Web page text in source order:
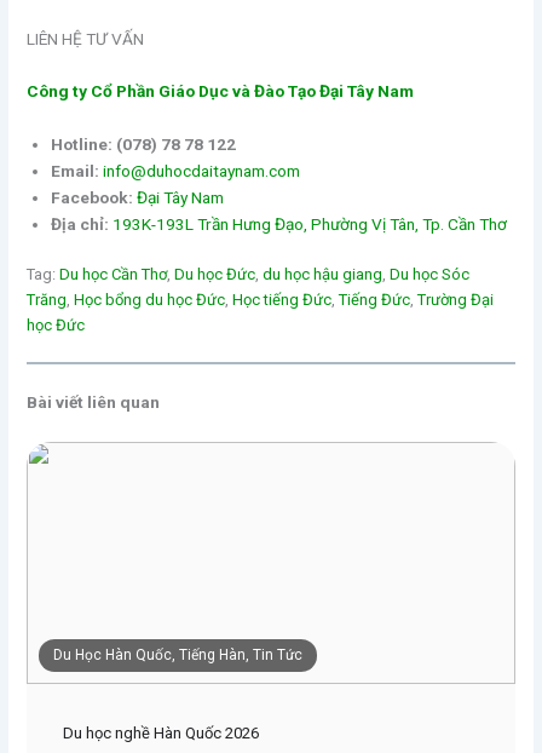
LIÊN HỆ TƯ VẤN
Công ty Cổ Phần Giáo Dục và Đào Tạo Đại Tây Nam
Hotline: (078) 78 78 122
Email: info@duhocdaitaynam.com
Facebook: Đại Tây Nam
Địa chỉ: 193K-193L Trần Hưng Đạo, Phường Vị Tân, Tp. Cần Thơ
Tag:Du học Cần Thơ, Du học Đức, du học hậu giang, Du học Sóc
Trăng, Học bổng du học Đức, Học tiếng Đức, Tiếng Đức, Trường Đại
học Đức
Bài viết liên quan
Du Học Hàn Quốc, Tiếng Hàn, Tin Tức
Du học nghề Hàn Quốc 2026